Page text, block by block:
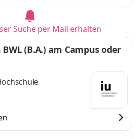
Suche per Mail erhalten
(B.A.) am Campus oder